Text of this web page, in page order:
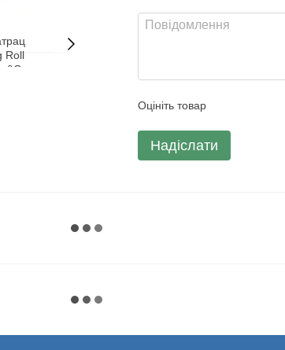
Оцініть товар
Надіслати